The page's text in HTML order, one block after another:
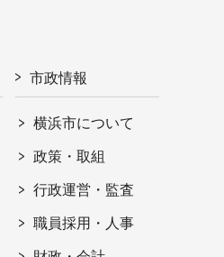
市政情報
横浜市について
政策・取組
行政運営・監査
職員採用・人事